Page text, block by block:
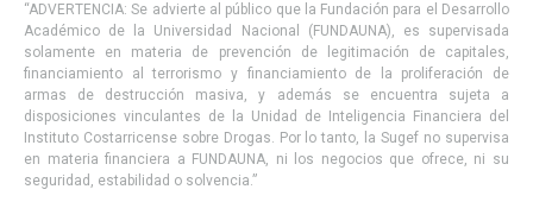
“ADVERTENCIA: Se advierte al público que la Fundación para el Desarrollo
Académico de la Universidad Nacional (FUNDAUNA), es supervisada
solamente en materia de prevención de legitimación de capitales,
financiamiento al terrorismo y financiamiento de la proliferación de
armas de destrucción masiva, y además se encuentra sujeta a
disposiciones vinculantes de la Unidad de Inteligencia Financiera del
Instituto Costarricense sobre Drogas. Por lo tanto, la Sugef no supervisa
en materia financiera a FUNDAUNA, ni los negocios que ofrece, ni su
seguridad, estabilidad o solvencia.”